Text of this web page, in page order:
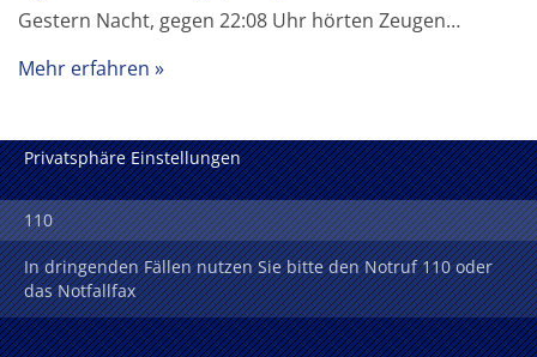
Gestern Nacht, gegen 22:08 Uhr hörten Zeugen…
Mehr erfahren
Privatsphäre Einstellungen
110
In dringenden Fällen nutzen Sie bitte den Notruf 110 oder
das Notfallfax